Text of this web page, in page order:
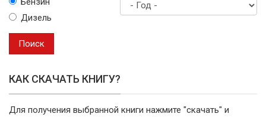
марку
Дизель
Поиск
КАК СКАЧАТЬ КНИГУ?
Для получения выбранной книги нажмите "скачать" и